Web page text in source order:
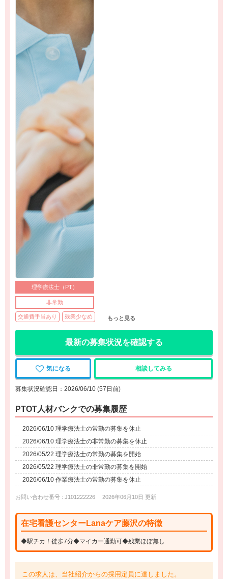
理学療法士（PT）
非常勤
交通費手当あり 残業少なめ もっと見る
最新の募集状況を確認する
気になる 相談してみる
募集状況確認日：2026/06/10 (57日前)
PTOT人材バンクでの募集履歴
2026/06/10 理学療法士の常勤の募集を休止
2026/06/10 理学療法士の非常勤の募集を休止
2026/05/22 理学療法士の常勤の募集を開始
2026/05/22 理学療法士の非常勤の募集を開始
2026/06/10 作業療法士の常勤の募集を休止
お問い合わせ番号 : J101222226 2026年06月10日 更新
在宅看護センターLanaケア藤沢の特徴
◆駅チカ！徒歩7分◆マイカー通勤可◆残業ほぼ無し
この求人は、当社紹介からの採用定員に達しました。